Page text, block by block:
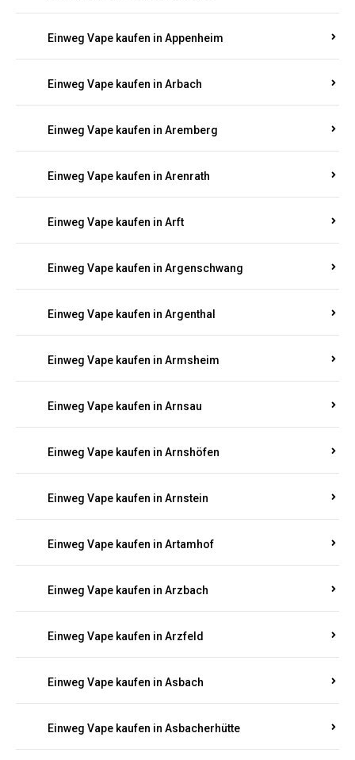
Einweg Vape kaufen in Appenheim
Einweg Vape kaufen in Arbach
Einweg Vape kaufen in Aremberg
Einweg Vape kaufen in Arenrath
Einweg Vape kaufen in Arft
Einweg Vape kaufen in Argenschwang
Einweg Vape kaufen in Argenthal
Einweg Vape kaufen in Armsheim
Einweg Vape kaufen in Arnsau
Einweg Vape kaufen in Arnshöfen
Einweg Vape kaufen in Arnstein
Einweg Vape kaufen in Artamhof
Einweg Vape kaufen in Arzbach
Einweg Vape kaufen in Arzfeld
Einweg Vape kaufen in Asbach
Einweg Vape kaufen in Asbacherhütte